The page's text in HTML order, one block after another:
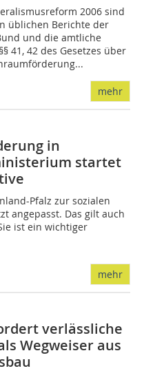
2006 sind
üblichen Berichte der
und die amtliche
41, 42 des Gesetzes über
mehr
in
startet
Pfalz zur sozialen
angepasst. Das gilt auch
ist ein wichtiger
mehr
verlässliche
Wegweiser aus